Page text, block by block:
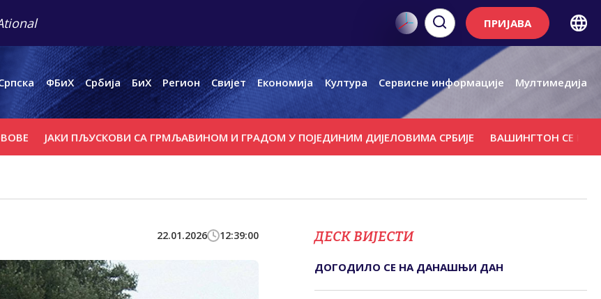
ПРИЈАВА
ФБиХ Србија БиХ Регион Свијет Економија Култура Сервисне информације Мултимедија
ЈАКИ ПЉУСКОВИ СА ГРМЉАВИНОМ И ГРАДОМ У ПОЈЕДИНИМ ДИЈЕЛОВИМА СРБИЈЕ ВАШИНГТОН СЕ ПРОТИВИ
22.01.2026 12:39:00 ДЕСК ВИЈЕСТИ
ДОГОДИЛО СЕ НА ДАНАШЊИ ДАН